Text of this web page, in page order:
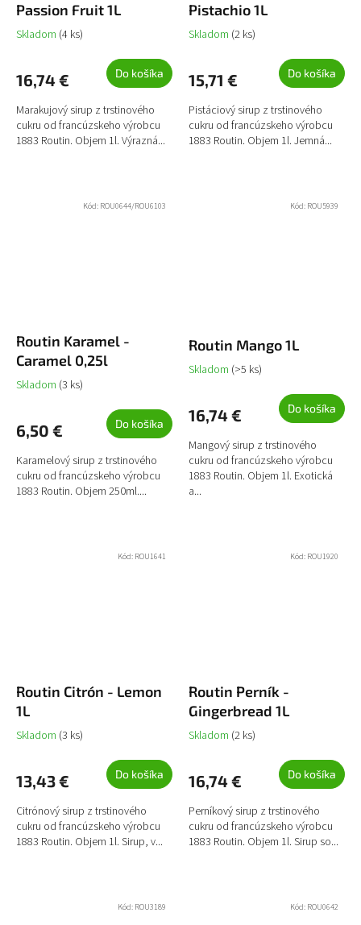
Passion Fruit 1L
Skladom (4 ks)
16,74 € Do košíka
Marakujový sirup z trstinového
cukru od francúzskeho výrobcu
1883 Routin. Objem 1l. Výrazná...
Pistachio 1L
Skladom (2 ks)
15,71 € Do košíka
Pistáciový sirup z trstinového
cukru od francúzskeho výrobcu
1883 Routin. Objem 1l. Jemná...
Routin Karamel -
Caramel 0,25l
Skladom (3 ks)
6,50 € Do košíka
Karamelový sirup z trstinového
cukru od francúzskeho výrobcu
1883 Routin. Objem 250ml....
Kód: ROU0644/ROU6103
Routin Mango 1L
Skladom (>5 ks)
16,74 € Do košíka
Mangový sirup z trstinového
cukru od francúzskeho výrobcu
1883 Routin. Objem 1l. Exotická
a...
Kód: ROU5939
Routin Citrón - Lemon
1L
Skladom (3 ks)
13,43 € Do košíka
Citrónový sirup z trstinového
cukru od francúzskeho výrobcu
1883 Routin. Objem 1l. Sirup, v...
Kód: ROU1641
Routin Perník -
Gingerbread 1L
Skladom (2 ks)
16,74 € Do košíka
Perníkový sirup z trstinového
cukru od francúzskeho výrobcu
1883 Routin. Objem 1l. Sirup so...
Kód: ROU1920
Kód: ROU3189 Kód: ROU0642